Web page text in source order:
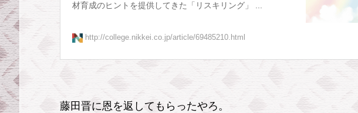
材育成のヒントを提供してきた「リスキリング」 ...
http://college.nikkei.co.jp/article/69485210.html
藤田晋に恩を返してもらったやろ。